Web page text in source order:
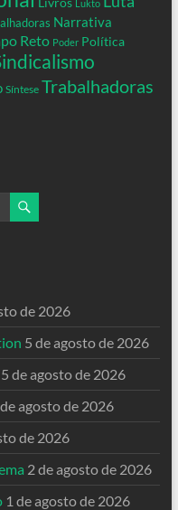
Lukto
Narrativa
Reto Poder Política
Síntese Trabalhadoras
de 2026
5 de agosto de 2026
5 de agosto de 2026
agosto de 2026
de 2026
2 de agosto de 2026
1 de agosto de 2026